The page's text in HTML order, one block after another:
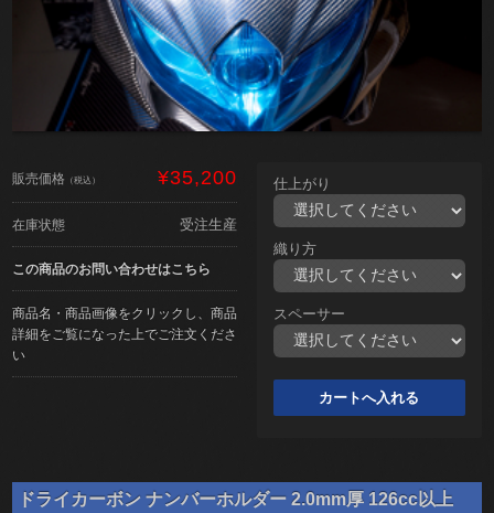
販売価格 （税込） ¥35,200
在庫状態 受注生産
この商品のお問い合わせはこちら
商品名・商品画像をクリックし、商品
詳細をご覧になった上でご注文くださ
い
仕上がり
織り方
スペーサー
ドライカーボン ナンバーホルダー 2.0mm厚 126cc以上